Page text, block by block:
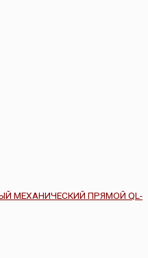
МЕХАНИЧЕСКИЙ ПРЯМОЙ QL-